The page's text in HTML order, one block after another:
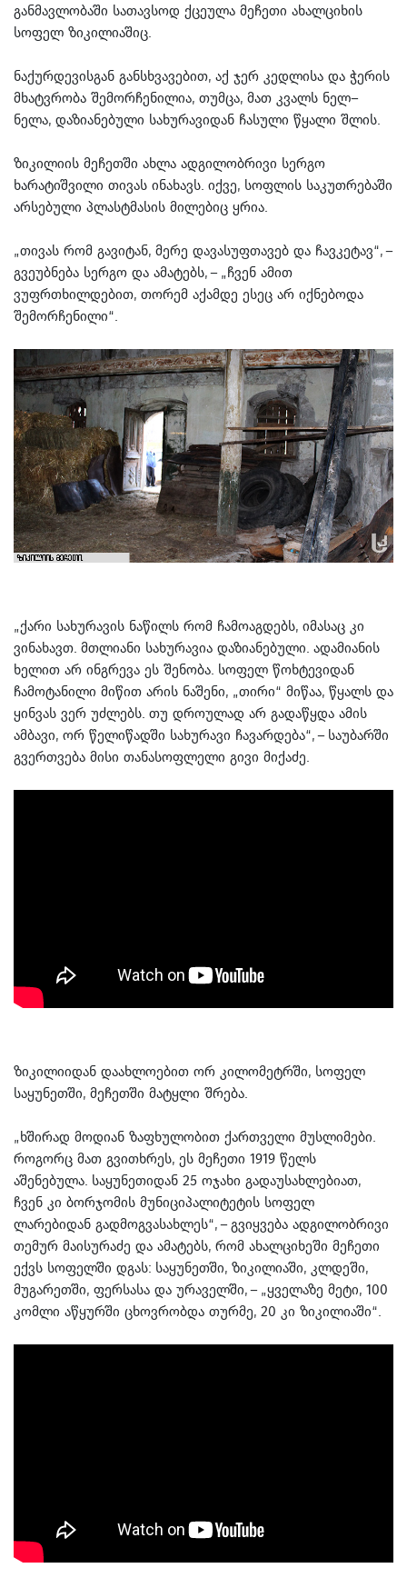
განმავლობაში სათავსოდ ქცეულა მეჩეთი ახალციხის
სოფელ ზიკილიაშიც.
ნაქურდევისგან განსხვავებით, აქ ჯერ კედლისა და ჭერის
მხატვრობა შემორჩენილია, თუმცა, მათ კვალს ნელ–
ნელა, დაზიანებული სახურავიდან ჩასული წყალი შლის.
ზიკილიის მეჩეთში ახლა ადგილობრივი სერგო
ხარატიშვილი თივას ინახავს. იქვე, სოფლის საკუთრებაში
არსებული პლასტმასის მილებიც ყრია.
„თივას რომ გავიტან, მერე დავასუფთავებ და ჩავკეტავ“, –
გვეუბნება სერგო და ამატებს, – „ჩვენ ამით
ვუფრთხილდებით, თორემ აქამდე ესეც არ იქნებოდა
შემორჩენილი“.
„ქარი სახურავის ნაწილს რომ ჩამოაგდებს, იმასაც კი
ვინახავთ. მთლიანი სახურავია დაზიანებული. ადამიანის
ხელით არ ინგრევა ეს შენობა. სოფელ წოხტევიდან
ჩამოტანილი მიწით არის ნაშენი, „თირი“ მიწაა, წყალს და
ყინვას ვერ უძლებს. თუ დროულად არ გადაწყდა ამის
ამბავი, ორ წელიწადში სახურავი ჩავარდება“, – საუბარში
გვერთვება მისი თანასოფლელი გივი მიქაძე.
ზიკილიიდან დაახლოებით ორ კილომეტრში, სოფელ
საყუნეთში, მეჩეთში მატყლი შრება.
„ხშირად მოდიან ზაფხულობით ქართველი მუსლიმები.
როგორც მათ გვითხრეს, ეს მეჩეთი 1919 წელს
აშენებულა. საყუნეთიდან 25 ოჯახი გადაუსახლებიათ,
ჩვენ კი ბორჯომის მუნიციპალიტეტის სოფელ
ლარებიდან გადმოგვასახლეს“, – გვიყვება ადგილობრივი
თემურ მაისურაძე და ამატებს, რომ ახალციხეში მეჩეთი
ექვს სოფელში დგას: საყუნეთში, ზიკილიაში, კლდეში,
მუგარეთში, ფერსასა და ურაველში, – „ყველაზე მეტი, 100
კომლი აწყურში ცხოვრობდა თურმე, 20 კი ზიკილიაში“.